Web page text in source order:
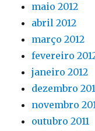
maio 2012
abril 2012
março 2012
fevereiro
janeiro 2012
dezembro
novembro
outubro 2011